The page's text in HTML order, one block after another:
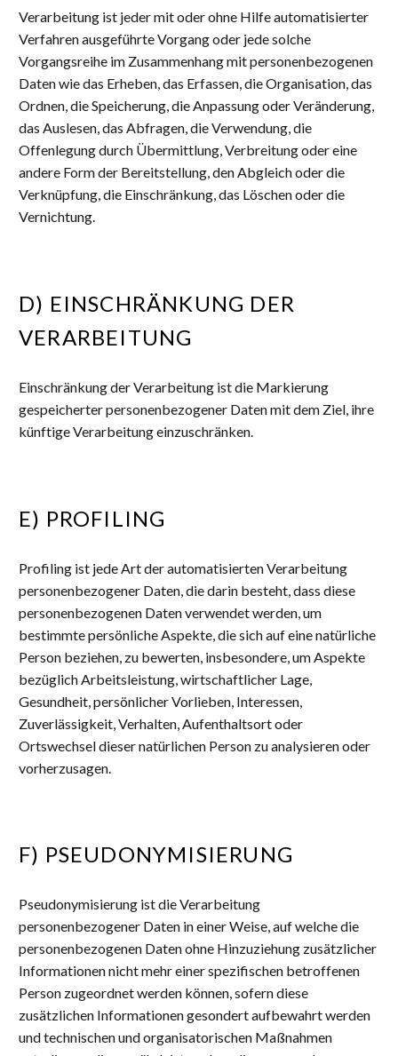
Verarbeitung ist jeder mit oder ohne Hilfe automatisierter
Verfahren ausgeführte Vorgang oder jede solche
Vorgangsreihe im Zusammenhang mit personenbezogenen
Daten wie das Erheben, das Erfassen, die Organisation, das
Ordnen, die Speicherung, die Anpassung oder Veränderung,
das Auslesen, das Abfragen, die Verwendung, die
Offenlegung durch Übermittlung, Verbreitung oder eine
andere Form der Bereitstellung, den Abgleich oder die
Verknüpfung, die Einschränkung, das Löschen oder die
Vernichtung.
D) EINSCHRÄNKUNG DER
VERARBEITUNG
Einschränkung der Verarbeitung ist die Markierung
gespeicherter personenbezogener Daten mit dem Ziel, ihre
künftige Verarbeitung einzuschränken.
E) PROFILING
Profiling ist jede Art der automatisierten Verarbeitung
personenbezogener Daten, die darin besteht, dass diese
personenbezogenen Daten verwendet werden, um
bestimmte persönliche Aspekte, die sich auf eine natürliche
Person beziehen, zu bewerten, insbesondere, um Aspekte
bezüglich Arbeitsleistung, wirtschaftlicher Lage,
Gesundheit, persönlicher Vorlieben, Interessen,
Zuverlässigkeit, Verhalten, Aufenthaltsort oder
Ortswechsel dieser natürlichen Person zu analysieren oder
vorherzusagen.
F) PSEUDONYMISIERUNG
Pseudonymisierung ist die Verarbeitung
personenbezogener Daten in einer Weise, auf welche die
personenbezogenen Daten ohne Hinzuziehung zusätzlicher
Informationen nicht mehr einer spezifischen betroffenen
Person zugeordnet werden können, sofern diese
zusätzlichen Informationen gesondert aufbewahrt werden
und technischen und organisatorischen Maßnahmen